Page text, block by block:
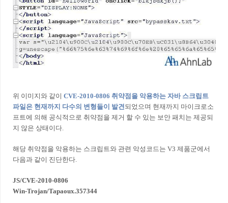
위 이미지와 같이 CVE-2010-0806 취약점을 악용하는 자바 스크립트
파일은 현재까지 다수의 변형들이 발견되었으며 현재까지 마이크로소
프트에 의해 공식적으로 취약점을 제거 할 수 있는 보안 패치는 제공되
지 않은 상태이다.
해당 취약점을 악용하는 스크립트와 관련 악성코드는 V3 제품군에서
다음과 같이 진단한다.
JS/CVE-2010-0806
Win-Trojan/Tapaoux.357344